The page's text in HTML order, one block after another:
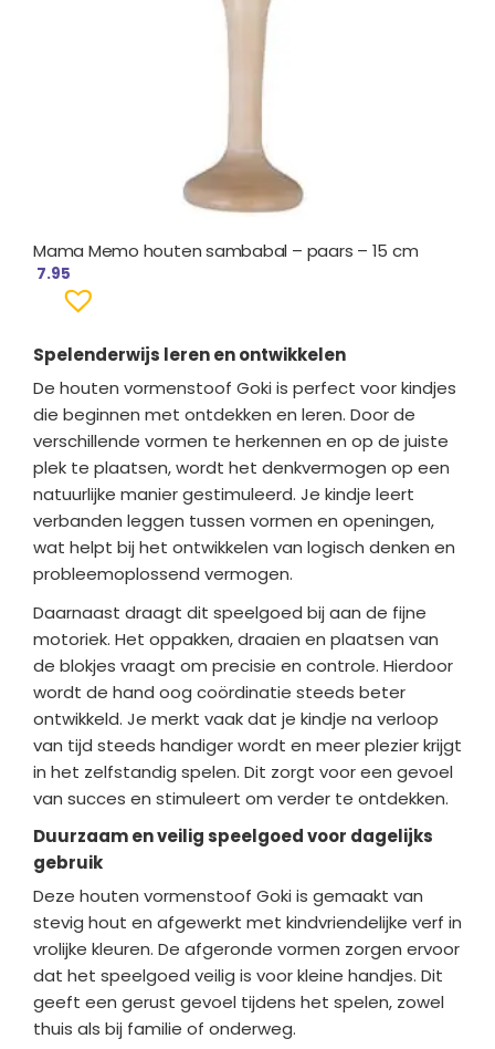
Mama Memo houten sambabal – paars – 15 cm
7.95
Spelenderwijs leren en ontwikkelen
De houten vormenstoof Goki is perfect voor kindjes
die beginnen met ontdekken en leren. Door de
verschillende vormen te herkennen en op de juiste
plek te plaatsen, wordt het denkvermogen op een
natuurlijke manier gestimuleerd. Je kindje leert
verbanden leggen tussen vormen en openingen,
wat helpt bij het ontwikkelen van logisch denken en
probleemoplossend vermogen.
Daarnaast draagt dit speelgoed bij aan de fijne
motoriek. Het oppakken, draaien en plaatsen van
de blokjes vraagt om precisie en controle. Hierdoor
wordt de hand oog coördinatie steeds beter
ontwikkeld. Je merkt vaak dat je kindje na verloop
van tijd steeds handiger wordt en meer plezier krijgt
in het zelfstandig spelen. Dit zorgt voor een gevoel
van succes en stimuleert om verder te ontdekken.
Duurzaam en veilig speelgoed voor dagelijks
gebruik
Deze houten vormenstoof Goki is gemaakt van
stevig hout en afgewerkt met kindvriendelijke verf in
vrolijke kleuren. De afgeronde vormen zorgen ervoor
dat het speelgoed veilig is voor kleine handjes. Dit
geeft een gerust gevoel tijdens het spelen, zowel
thuis als bij familie of onderweg.